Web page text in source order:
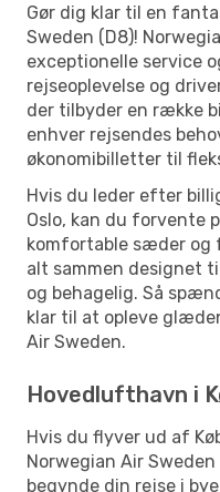
Gør dig klar til en
Sweden (D8)!
exceptionelle service
rejseoplevelse og
der tilbyder en række
enhver rejsendes
økonomibilletter til
Hvis du leder efter
Oslo, kan du forvente
komfortable sæder og
alt sammen designet
og behagelig. Så
klar til at opleve
Air Sweden.
Hovedlufthavn i
Hvis du flyver ud af
Norwegian Air
begynde din rejse i